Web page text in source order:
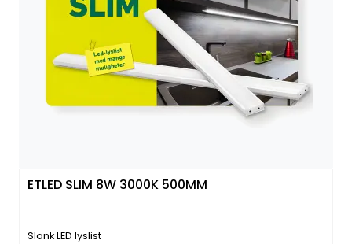
ETLED SLIM 8W 3000K 500MM
Slank LED lyslist